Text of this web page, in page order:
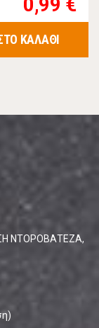
ΚΑΛΑΘΙ
ΝΤΟΡΟΒΑΤΕΖΑ,